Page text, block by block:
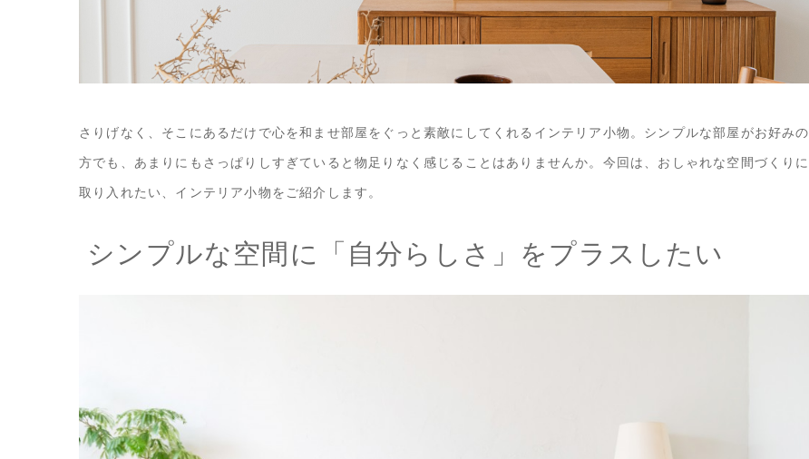
さりげなく、そこにあるだけで心を和ませ部屋をぐっと素敵にしてくれるインテリア小物。シンプルな部屋がお好みの
方でも、あまりにもさっぱりしすぎていると物足りなく感じることはありませんか。今回は、おしゃれな空間づくりに
取り入れたい、インテリア小物をご紹介します。
シンプルな空間に「自分らしさ」をプラスしたい